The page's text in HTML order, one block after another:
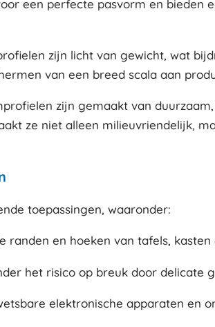
een perfecte pasvorm en
zijn licht van gewicht, wat
van een breed scala aan
zijn gemaakt van
ze niet alleen milieuvriendelijk,
toepassingen, waaronder:
randen en hoeken van tafels,
het risico op breuk door delicate
elektronische apparaten en